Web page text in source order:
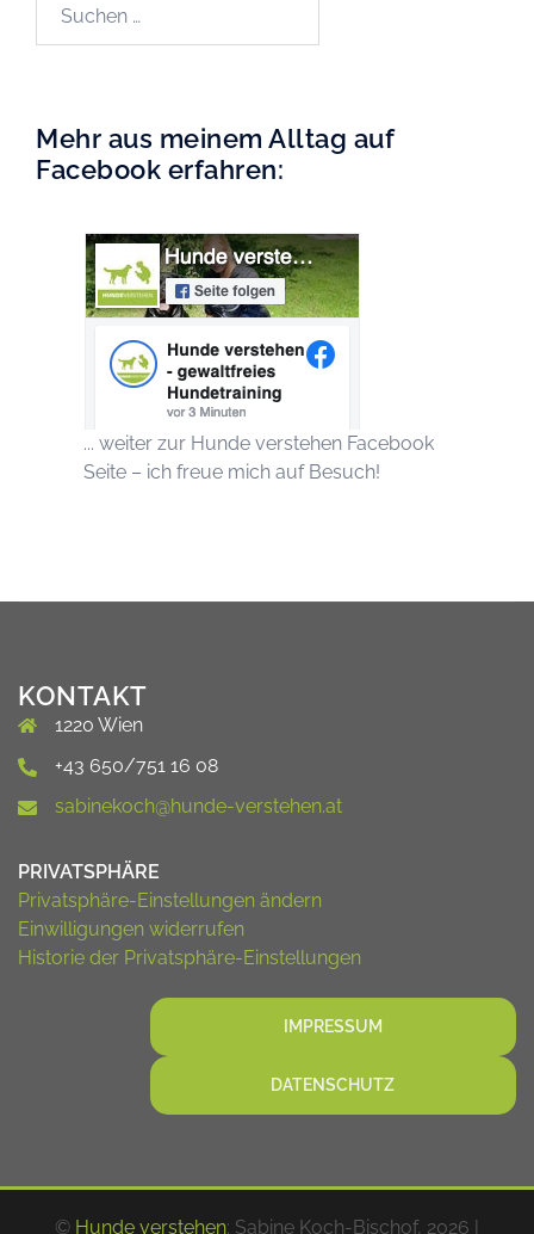
nach:
Mehr aus meinem Alltag auf
Facebook erfahren:
... weiter zur Hunde verstehen Facebook
Seite – ich freue mich auf Besuch!
KONTAKT
1220 Wien
+43 650/751 16 08
sabinekoch@hunde-verstehen.at
PRIVATSPHÄRE
Privatsphäre-Einstellungen ändern
Einwilligungen widerrufen
Historie der Privatsphäre-Einstellungen
IMPRESSUM
DATENSCHUTZ
© Hunde verstehen: Sabine Koch-Bischof, 2026 |